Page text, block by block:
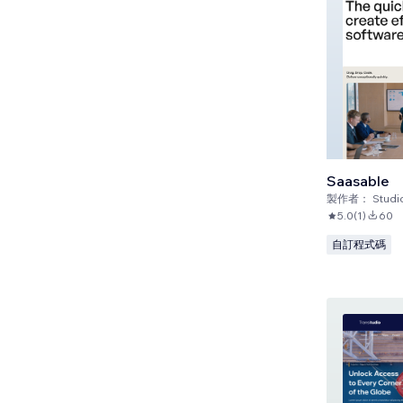
Saasable
製作者：
5.0(1) 60
自訂程式碼